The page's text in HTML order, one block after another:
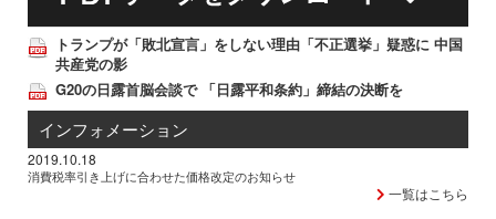
トランプが「敗北宣言」をしない理由「不正選挙」疑惑に 中国
共産党の影
G20の日露首脳会談で 「日露平和条約」締結の決断を
インフォメーション
2019.10.18
消費税率引き上げに合わせた価格改定のお知らせ
一覧はこちら